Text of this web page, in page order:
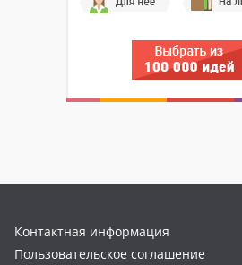
Контактная информация
Пользовательское соглашение